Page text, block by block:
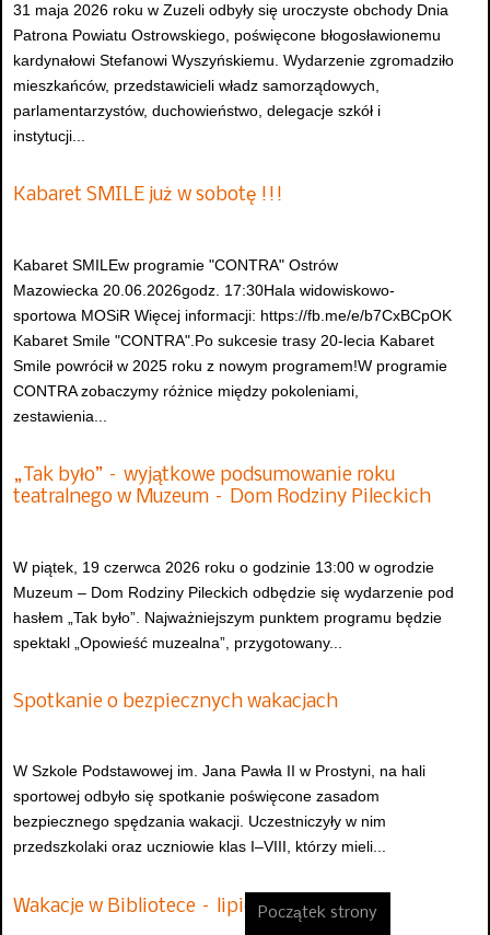
31 maja 2026 roku w Zuzeli odbyły się uroczyste obchody Dnia
Patrona Powiatu Ostrowskiego, poświęcone błogosławionemu
kardynałowi Stefanowi Wyszyńskiemu. Wydarzenie zgromadziło
mieszkańców, przedstawicieli władz samorządowych,
parlamentarzystów, duchowieństwo, delegacje szkół i
instytucji...
Kabaret SMILE już w sobotę !!!
Kabaret SMILEw programie "CONTRA" Ostrów
Mazowiecka 20.06.2026godz. 17:30Hala widowiskowo-
sportowa MOSiR Więcej informacji: https://fb.me/e/b7CxBCpOK
Kabaret Smile "CONTRA".Po sukcesie trasy 20-lecia Kabaret
Smile powrócił w 2025 roku z nowym programem!W programie
CONTRA zobaczymy różnice między pokoleniami,
zestawienia...
„Tak było” – wyjątkowe podsumowanie roku
teatralnego w Muzeum – Dom Rodziny Pileckich
W piątek, 19 czerwca 2026 roku o godzinie 13:00 w ogrodzie
Muzeum – Dom Rodziny Pileckich odbędzie się wydarzenie pod
hasłem „Tak było”. Najważniejszym punktem programu będzie
spektakl „Opowieść muzealna”, przygotowany...
Spotkanie o bezpiecznych wakacjach
W Szkole Podstawowej im. Jana Pawła II w Prostyni, na hali
sportowej odbyło się spotkanie poświęcone zasadom
bezpiecznego spędzania wakacji. Uczestniczyły w nim
przedszkolaki oraz uczniowie klas I–VIII, którzy mieli...
Wakacje w Bibliotece – lipiec 2026Początek strony